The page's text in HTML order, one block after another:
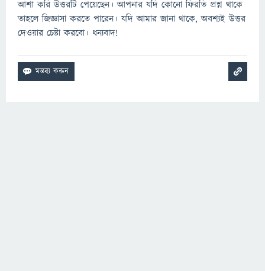
আশা করি উত্তরটি পেয়েছেন। আপনার যদি কোনো ফিরতি প্রশ্ন থাকে
তাহলে জিজ্ঞাসা করতে পারেন। যদি আমার জানা থাকে, অবশ্যই উত্তর
দেওয়ার চেষ্টা করবো। ধন্যবাদ!